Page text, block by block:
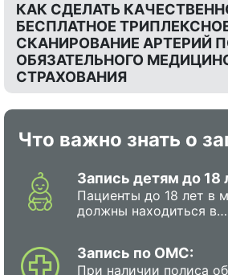
КАК СДЕЛАТЬ
БЕСПЛАТНОЕ
СКАНИРОВАНИЕ АРТЕРИЙ
ОБЯЗАТЕЛЬНОГО
СТРАХОВАНИЯ
Что важно знать о
Запись детям до 18
Пациенты до 18 лет в
должны находиться в
Запись по ОМС:
При наличии полиса